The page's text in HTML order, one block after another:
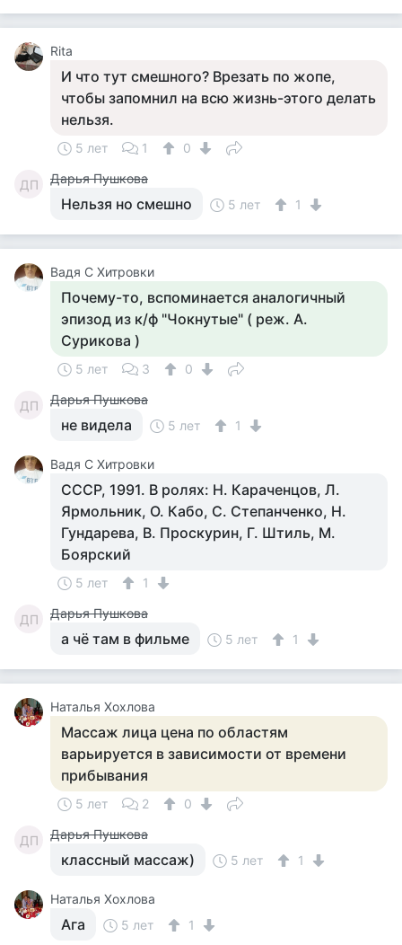
Rita
И что тут смешного? Врезать по жопе,
чтобы запомнил на всю жизнь-этого делать
нельзя.
5 лет 1 0
ДП Дарья Пушкова
Нельзя но смешно 5 лет 1
Вадя С Хитровки
Почему-то, вспоминается аналогичный
эпизод из к/ф "Чокнутые" ( реж. А.
Сурикова )
5 лет 3 0
ДП Дарья Пушкова
не видела 5 лет 1
Вадя С Хитровки
СССР, 1991. В ролях: Н. Караченцов, Л.
Ярмольник, О. Кабо, С. Степанченко, Н.
Гундарева, В. Проскурин, Г. Штиль, М.
Боярский
5 лет 1
ДП Дарья Пушкова
а чё там в фильме 5 лет 1
Наталья Хохлова
Массаж лица цена по областям
варьируется в зависимости от времени
прибывания
5 лет 2 0
ДП Дарья Пушкова
классный массаж) 5 лет 1
Наталья Хохлова
Ага 5 лет 1